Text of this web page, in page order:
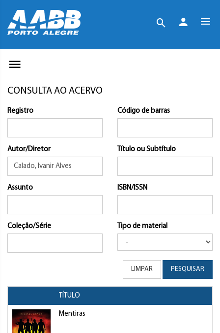
CONSULTA AO ACERVO
Registro Código de barras
Autor/Diretor Título ou Subtítulo
Assunto ISBN/ISSN
Coleção/Série Tipo de material
LIMPAR PESQUISAR
TÍTULO
Mentiras